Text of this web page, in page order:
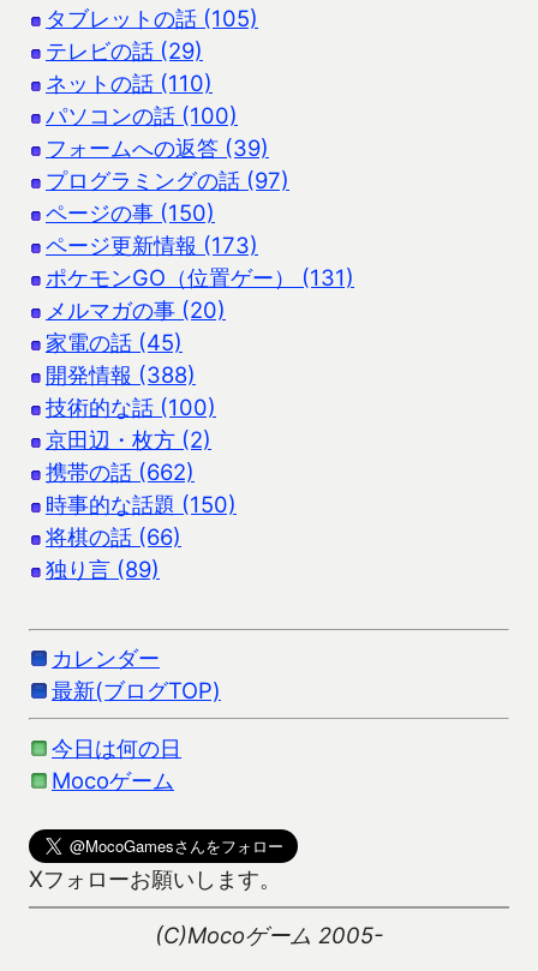
タブレットの話 (105)
テレビの話 (29)
ネットの話 (110)
パソコンの話 (100)
フォームへの返答 (39)
プログラミングの話 (97)
ページの事 (150)
ページ更新情報 (173)
ポケモンGO（位置ゲー） (131)
メルマガの事 (20)
家電の話 (45)
開発情報 (388)
技術的な話 (100)
京田辺・枚方 (2)
携帯の話 (662)
時事的な話題 (150)
将棋の話 (66)
独り言 (89)
カレンダー
最新(ブログTOP)
今日は何の日
Mocoゲーム
Xフォローお願いします。
(C)Mocoゲーム 2005-